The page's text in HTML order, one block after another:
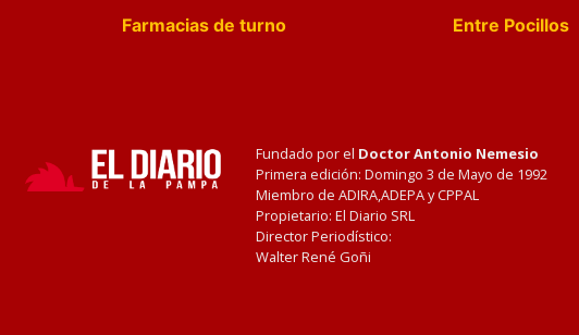
Farmacias de turno
Entre Pocillos
Fundado por el Doctor Antonio Nemesio
Primera edición: Domingo 3 de Mayo de 1992
Miembro de ADIRA,ADEPA y CPPAL
Propietario: El Diario SRL
Director Periodístico:
Walter René Goñi